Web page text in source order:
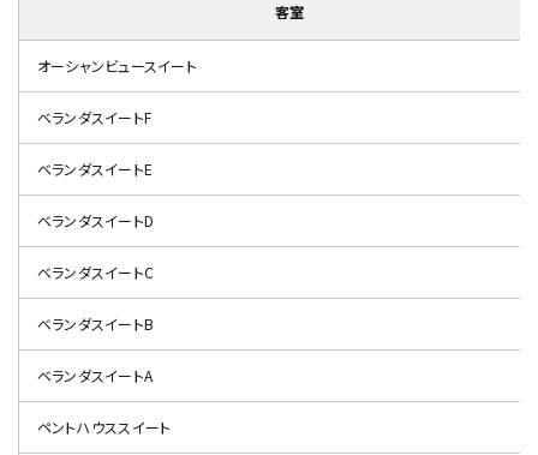
客室
オーシャンビュースイート
ベランダスイートF
ベランダスイートE
ベランダスイートD
ベランダスイートC
ベランダスイートB
ベランダスイートA
ペントハウススイート